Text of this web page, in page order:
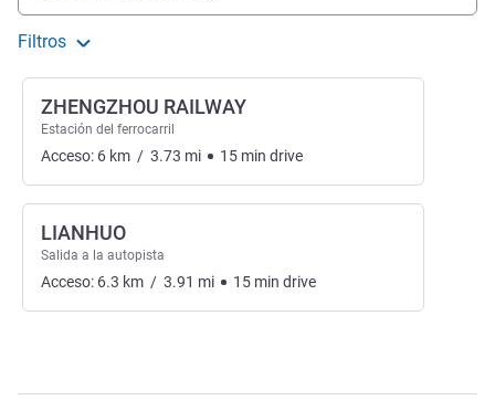
Filtros
ZHENGZHOU RAILWAY
Estación del ferrocarril
Acceso: 6 km / 3.73 mi 15 min drive
LIANHUO
Salida a la autopista
Acceso: 6.3 km / 3.91 mi 15 min drive